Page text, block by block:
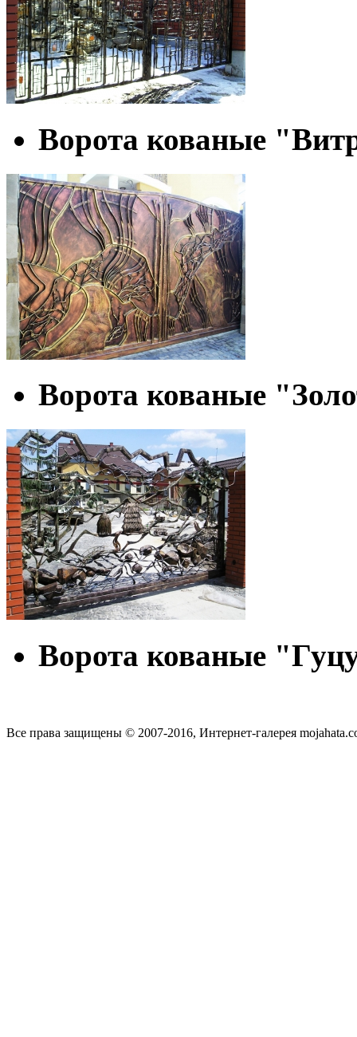
Ворота кованые
Ворота кованые
Ворота кованые
Все права защищены © 2007-2016, Интернет-галерея